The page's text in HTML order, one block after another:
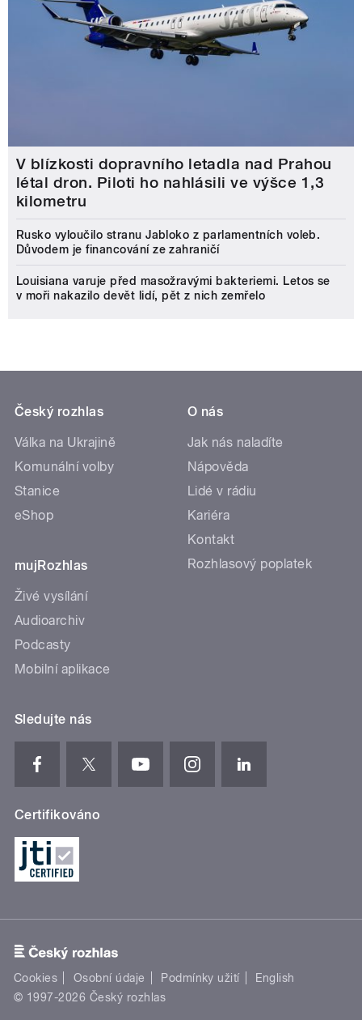
V blízkosti dopravního letadla nad Prahou
létal dron. Piloti ho nahlásili ve výšce 1,3
kilometru
Rusko vyloučilo stranu Jabloko z parlamentních voleb.
Důvodem je financování ze zahraničí
Louisiana varuje před masožravými bakteriemi. Letos se
v moři nakazilo devět lidí, pět z nich zemřelo
Český rozhlas
Válka na Ukrajině
Komunální volby
Stanice
eShop
mujRozhlas
Živé vysílání
Audioarchiv
Podcasty
Mobilní aplikace
O nás
Jak nás naladíte
Nápověda
Lidé v rádiu
Kariéra
Kontakt
Rozhlasový poplatek
Sledujte nás
Certifikováno
Cookies Osobní údaje Podmínky užití
English
© 1997-2026 Český rozhlas